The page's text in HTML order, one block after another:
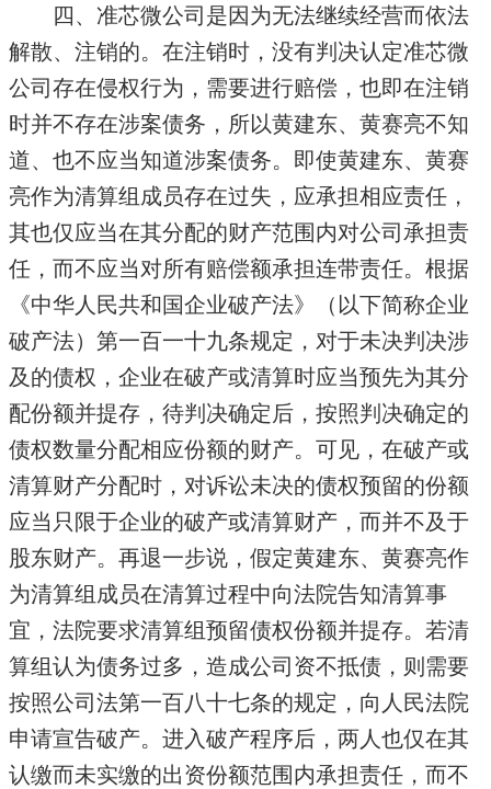
四、准芯微公司是因为无法继续经营而依法
解散、注销的。在注销时，没有判决认定准芯微
公司存在侵权行为，需要进行赔偿，也即在注销
时并不存在涉案债务，所以黄建东、黄赛亮不知
道、也不应当知道涉案债务。即使黄建东、黄赛
亮作为清算组成员存在过失，应承担相应责任，
其也仅应当在其分配的财产范围内对公司承担责
任，而不应当对所有赔偿额承担连带责任。根据
《中华人民共和国企业破产法》（以下简称企业
破产法）第一百一十九条规定，对于未决判决涉
及的债权，企业在破产或清算时应当预先为其分
配份额并提存，待判决确定后，按照判决确定的
债权数量分配相应份额的财产。可见，在破产或
清算财产分配时，对诉讼未决的债权预留的份额
应当只限于企业的破产或清算财产，而并不及于
股东财产。再退一步说，假定黄建东、黄赛亮作
为清算组成员在清算过程中向法院告知清算事
宜，法院要求清算组预留债权份额并提存。若清
算组认为债务过多，造成公司资不抵债，则需要
按照公司法第一百八十七条的规定，向人民法院
申请宣告破产。进入破产程序后，两人也仅在其
认缴而未实缴的出资份额范围内承担责任，而不